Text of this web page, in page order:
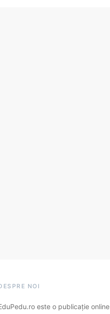
NOI
este o publicație online